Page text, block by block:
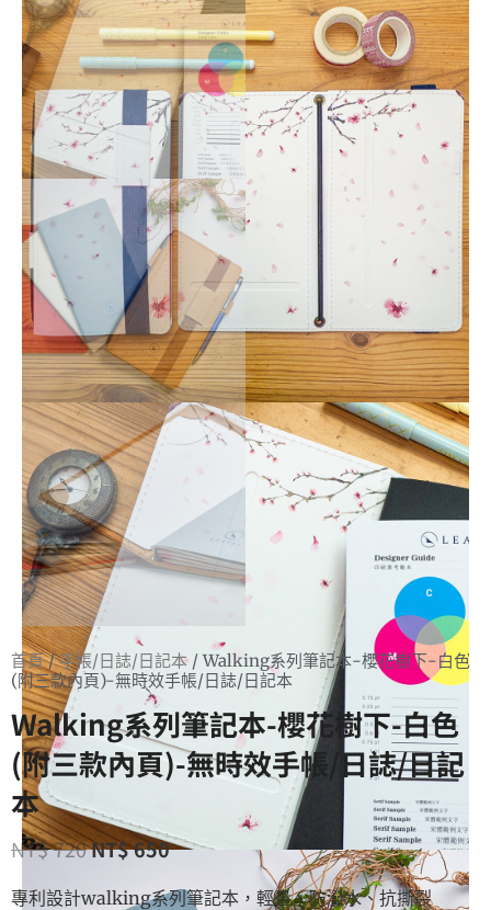
首頁/手帳/日誌/日記本/ Walking系列筆記本-櫻花樹下-白色
(附三款內頁)-無時效手帳/日誌/日記本
Walking系列筆記本-櫻花樹下-白色
(附三款內頁)-無時效手帳/日誌/日記
本
NT$720NT$650
專利設計walking系列筆記本，輕量、防潑水、抗撕裂